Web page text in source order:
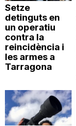
Setze
detinguts en
un operatiu
contra la
reincidència i
les armes a
Tarragona